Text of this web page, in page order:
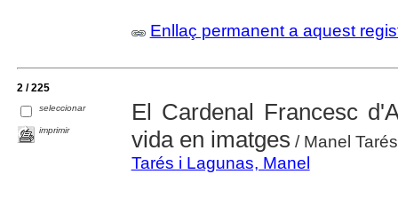
Enllaç permanent a aquest
2 / 225
seleccionar
imprimir
El Cardenal Francesc
vida en imatges / Manel
Tarés i Lagunas, Manel